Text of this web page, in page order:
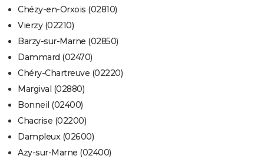
Chézy-en-Orxois (02810)
Vierzy (02210)
Barzy-sur-Marne (02850)
Dammard (02470)
Chéry-Chartreuve (02220)
Margival (02880)
Bonneil (02400)
Chacrise (02200)
Dampleux (02600)
Azy-sur-Marne (02400)